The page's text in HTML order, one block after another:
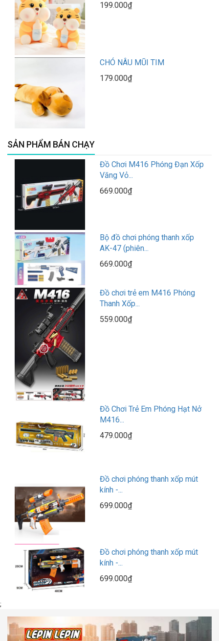
199.000₫
CHÓ NÂU MŨI TIM
179.000₫
SẢN PHẨM BÁN CHẠY
Đồ Chơi M416 Phóng Đạn Xốp
Văng Vỏ...
669.000₫
Bộ đồ chơi phóng thanh xốp
AK-47 (phiên...
669.000₫
Đồ chơi trẻ em M416 Phóng
Thanh Xốp...
559.000₫
Đồ Chơi Trẻ Em Phóng Hạt Nở
M416...
479.000₫
Đồ chơi phóng thanh xốp mút
kính -...
699.000₫
Đồ chơi phóng thanh xốp mút
kính -...
699.000₫
;